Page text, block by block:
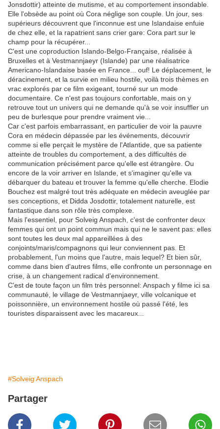
Jonsdottir) atteinte de mutisme, et au comportement insondable.
Elle l'obsède au point où Cora néglige son couple. Un jour, ses
supérieurs découvrent que l'inconnue est une Islandaise enfuie
de chez elle, et la rapatrient sans crier gare: Cora part sur le
champ pour la récupérer...
C'est une coproduction Islando-Belgo-Française, réalisée à
Bruxelles et à Vestmannjaeyr (Islande) par une réalisatrice
Americano-Islandaise basée en France... ouf! Le déplacement, le
déracinement, et la survie en milieu hostile, voilà trois thèmes en
vrac explorés par ce film exigeant, tourné sur un mode
documentaire. Ce n'est pas toujours confortable, mais on y
retrouve tout un univers qui ne demande qu'à se voir insuffler un
peu de burlesque pour prendre vraiment vie...
Car c'est parfois embarrassant, en particulier de voir la pauvre
Cora en médecin dépassée par les événements, découvrir
comme si elle perçait le mystère de l'Atlantide, que sa patiente
atteinte de troubles du comportement, a des difficultés de
communication précisément parce qu'elle est étrangère. Ou
encore de la voir arriver en Islande, et s'imaginer qu'elle va
débarquer du bateau et trouver la femme qu'elle cherche. Elodie
Bouchez est malgré tout très adéquate en médecin aveuglée par
ses conceptions, et Didda Josdottir, totalement naturelle, est
fantastique dans son rôle très complexe.
Mais l'essentiel, pour Solveig Anspach, c'est de confronter deux
femmes qui ont un point commun mais qui ne le savent pas: elles
sont toutes les deux mal appareillées à des
conjoints/maris/compagnons qui leur conviennent pas. Et
probablement, l'un moins que l'autre, mais lequel? Et bien sûr,
comme dans bien d'autres films, elle confronte un personnage en
crise, à un changement radical d'environnement.
C'est de toute façon un film très personnel: Anspach y filme ici sa
communauté, le village de Vestmannjaeyr, ville volcanique et
poissonnière, un environnement hostile où passé l'été, les
touristes disparaissent avec les macareux...
#Solveig Anspach
Partager